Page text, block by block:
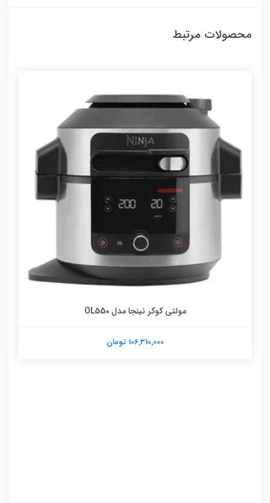
محصولات مرتبط
مولتی کوکر نینجا مدل OL550
106,310,000 تومان